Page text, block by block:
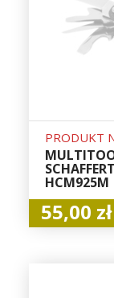
PRODUKT
HCM925M
55,00 zł